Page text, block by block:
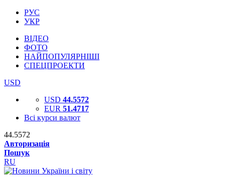
РУС
УКР
ВІДЕО
ФОТО
НАЙПОПУЛЯРНІШІ
СПЕЦПРОЕКТИ
USD
USD 44.5572
EUR 51.4717
Всі курси валют
44.5572
Авторизація
Пошук
RU